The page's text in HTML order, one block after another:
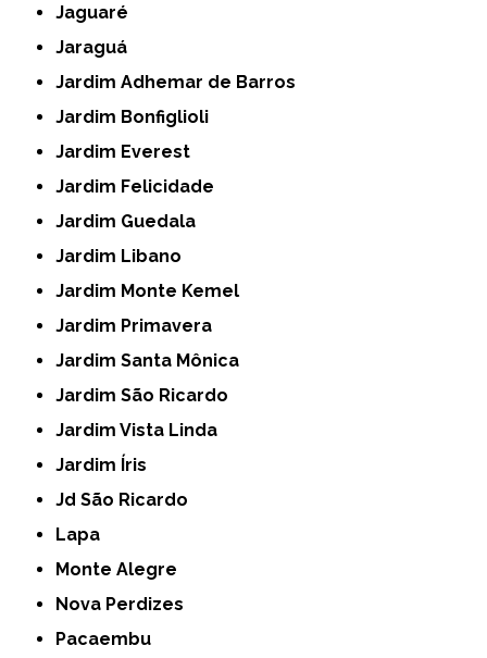
Jaguaré
Jaraguá
Jardim Adhemar de Barros
Jardim Bonfiglioli
Jardim Everest
Jardim Felicidade
Jardim Guedala
Jardim Libano
Jardim Monte Kemel
Jardim Primavera
Jardim Santa Mônica
Jardim São Ricardo
Jardim Vista Linda
Jardim Íris
Jd São Ricardo
Lapa
Monte Alegre
Nova Perdizes
Pacaembu